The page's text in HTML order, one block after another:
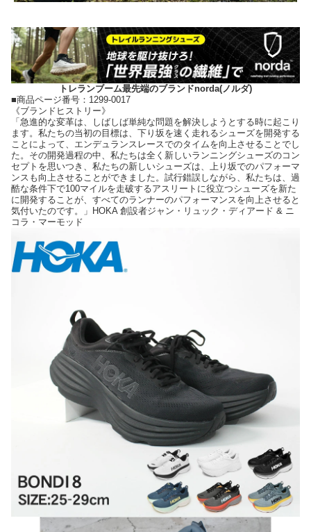
トレランブーム最先端のブランドnorda(ノルダ)
■商品ページ番号：1299-0017
《ブランドヒストリー》
「急進的な変革は、しばしば単純な問題を解決しようとする時に起こり
ます。私たちの当初の目標は、下り坂を速く走れるシューズを開発する
ことによって、エンデュランスレースでのタイムを向上させることでし
た。その開発過程の中、私たちは全く新しいランニングシューズのコン
セプトを思いつき、私たちの新しいシューズは、上り坂でのパフォーマ
ンスも向上させることができました。試行錯誤しながら、私たちは、過
酷な条件下で100マイルを走破するアスリートに役立つシューズを新た
に開発することが、すべてのランナーのパフォーマンスを向上させると
気付いたのです。」HOKA 創設者ジャン・リュック・ディアード & ニ
コラ・マーモッド